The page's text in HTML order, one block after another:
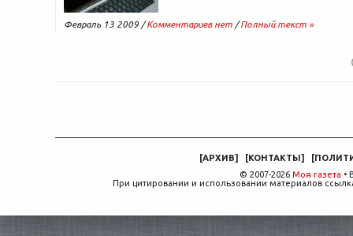
Февраль 13 2009 /Комментариев нет /Полный текст »
[АРХИВ] [КОНТАКТЫ] [
© 2007-2026 Моя газета •
При цитировании и использовании материалов